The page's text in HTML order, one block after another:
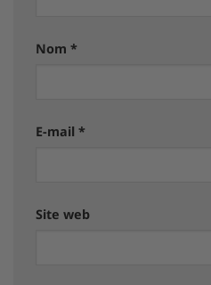
Nom *
E-mail *
Site web